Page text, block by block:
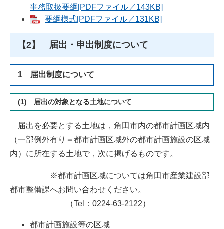
事務取扱要綱[PDFファイル／143KB]
要綱様式[PDFファイル／131KB]
【2】 届出・申出制度について
1 届出制度について
(1) 届出の対象となる土地について
届出を必要とする土地は，角田市内の都市計画区域内
（一部例外有り＝都市計画区域外の都市計画施設の区域
内）に所在する土地で，次に掲げるものです。
※都市計画区域については角田市産業建設部
都市整備課へお問い合わせください。
（Tel：0224-63-2122）
都市計画施設等の区域